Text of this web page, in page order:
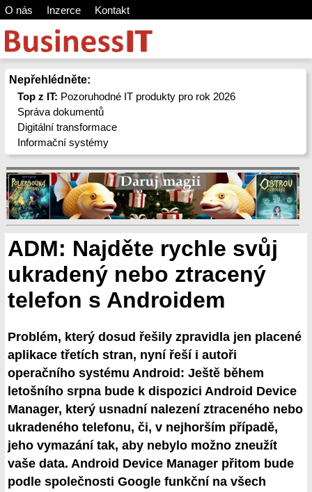
O nás Inzerce Kontakt
Nepřehlédněte:
Top z IT: Pozoruhodné IT produkty pro rok 2026
Správa dokumentů
Digitální transformace
Informační systémy
ADM: Najděte rychle svůj
ukradený nebo ztracený
telefon s Androidem
Problém, který dosud řešily zpravidla jen placené
aplikace třetích stran, nyní řeší i autoři
operačního systému Android: Ještě během
letošního srpna bude k dispozici Android Device
Manager, který usnadní nalezení ztraceného nebo
ukradeného telefonu, či, v nejhorším případě,
jeho vymazání tak, aby nebylo možno zneužít
vaše data. Android Device Manager přitom bude
podle společnosti Google funkční na všech